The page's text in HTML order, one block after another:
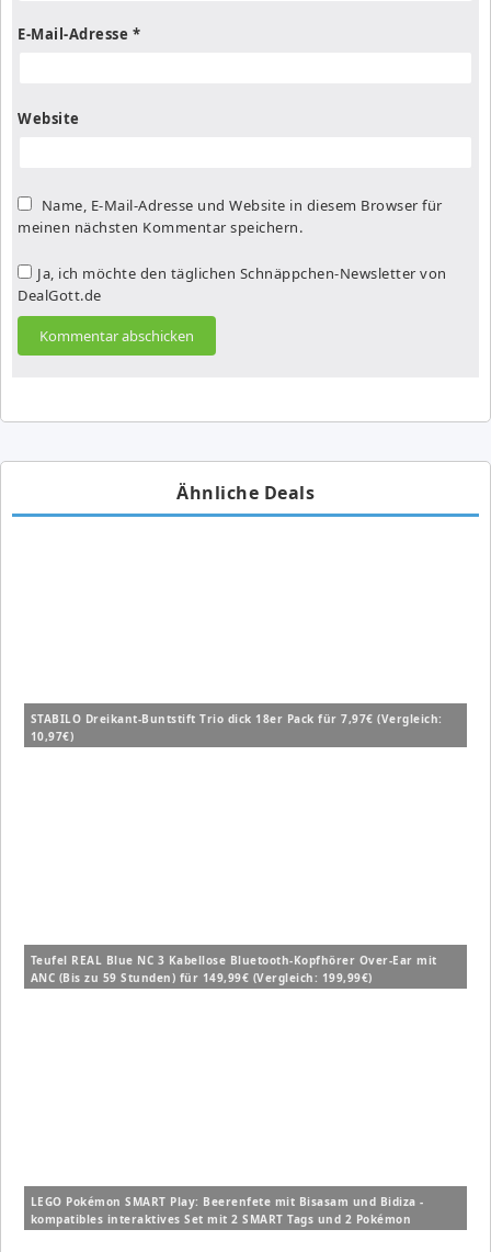
E-Mail-Adresse *
Website
Name, E-Mail-Adresse und Website in diesem Browser für
meinen nächsten Kommentar speichern.
Ja, ich möchte den täglichen Schnäppchen-Newsletter von
DealGott.de
Ähnliche Deals
STABILO Dreikant-Buntstift Trio dick 18er Pack für 7,97€ (Vergleich:
10,97€)
Teufel REAL Blue NC 3 Kabellose Bluetooth-Kopfhörer Over-Ear mit
ANC (Bis zu 59 Stunden) für 149,99€ (Vergleich: 199,99€)
LEGO Pokémon SMART Play: Beerenfete mit Bisasam und Bidiza -
kompatibles interaktives Set mit 2 SMART Tags und 2 Pokémon